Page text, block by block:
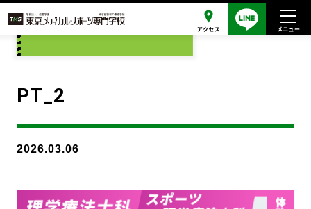
添付ファイル
PT_2
2026.03.06